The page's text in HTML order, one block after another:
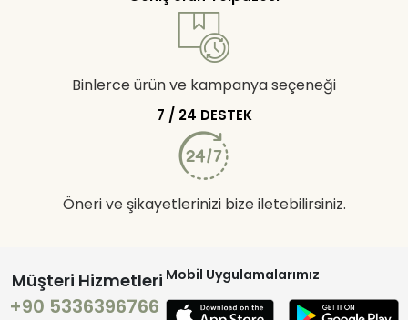
Binlerce ürün ve kampanya seçeneği
7 / 24 DESTEK
Öneri ve şikayetlerinizi bize iletebilirsiniz.
Müşteri Hizmetleri
+90 5336396766
Mobil Uygulamalarımız